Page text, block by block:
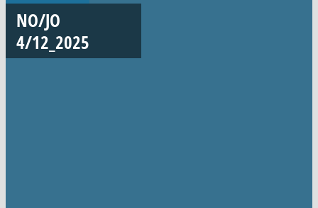
NO/JO
4/12_2025